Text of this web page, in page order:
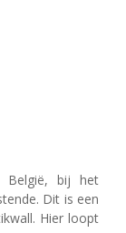
België, bij het
Dit is een
Hier loopt